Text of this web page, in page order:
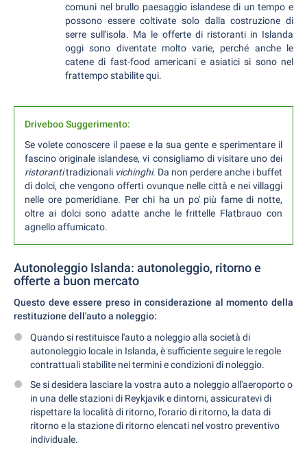
comuni nel brullo paesaggio islandese di un tempo e
possono essere coltivate solo dalla costruzione di
serre sull'isola. Ma le offerte di ristoranti in Islanda
oggi sono diventate molto varie, perché anche le
catene di fast-food americani e asiatici si sono nel
frattempo stabilite qui.
Driveboo Suggerimento:
Se volete conoscere il paese e la sua gente e sperimentare il
fascino originale islandese, vi consigliamo di visitare uno dei
ristorantitradizionali vichinghi. Da non perdere anche i buffet
di dolci, che vengono offerti ovunque nelle città e nei villaggi
nelle ore pomeridiane. Per chi ha un po' più fame di notte,
oltre ai dolci sono adatte anche le frittelle Flatbrauo con
agnello affumicato.
Autonoleggio Islanda: autonoleggio, ritorno e
offerte a buon mercato
Questo deve essere preso in considerazione al momento della
restituzione dell'auto a noleggio:
Quando si restituisce l'auto a noleggio alla società di
autonoleggio locale in Islanda, è sufficiente seguire le regole
contrattuali stabilite nei termini e condizioni di noleggio.
Se si desidera lasciare la vostra auto a noleggio all'aeroporto o
in una delle stazioni di Reykjavik e dintorni, assicuratevi di
rispettare la località di ritorno, l'orario di ritorno, la data di
ritorno e la stazione di ritorno elencati nel vostro preventivo
individuale.